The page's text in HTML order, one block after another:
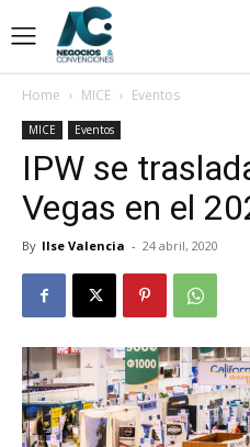
Home MICE Eventos
MICE Eventos
IPW se
Vegas en el
By Ilse Valencia - 24 abril, 2020